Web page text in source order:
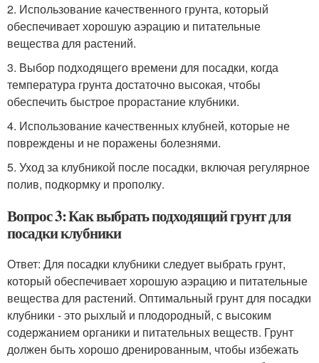
2. Использование качественного грунта, который
обеспечивает хорошую аэрацию и питательные
вещества для растений.
3. Выбор подходящего времени для посадки, когда
температура грунта достаточно высокая, чтобы
обеспечить быстрое прорастание клубники.
4. Использование качественных клубней, которые не
повреждены и не поражены болезнями.
5. Уход за клубникой после посадки, включая регулярное
полив, подкормку и прополку.
Вопрос 3: Как выбрать подходящий грунт для
посадки клубники
Ответ: Для посадки клубники следует выбрать грунт,
который обеспечивает хорошую аэрацию и питательные
вещества для растений. Оптимальный грунт для посадки
клубники - это рыхлый и плодородный, с высоким
содержанием органики и питательных веществ. Грунт
должен быть хорошо дренированным, чтобы избежать